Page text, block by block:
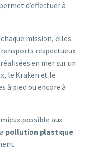
d’effectuer à
mission, elles
respectueux
en mer sur un
le Kraken et le
à pied ou encore à
possible aux
pollution plastique